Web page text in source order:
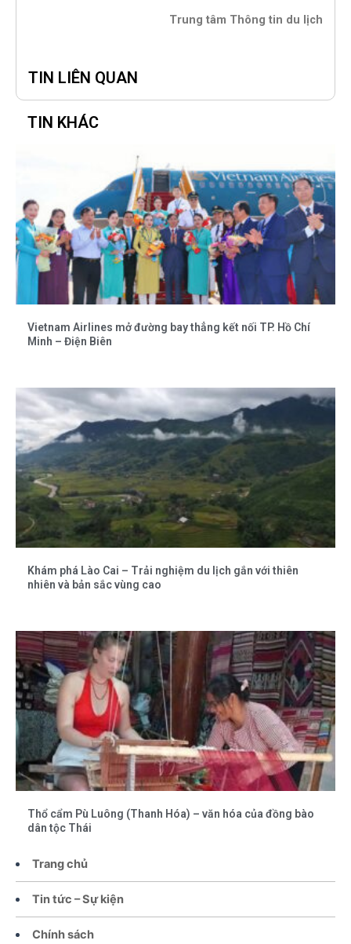
Trang chủ
Tin tức – Sự kiện
Chính sách
Trung tâm Thông tin du lịch
TIN LIÊN QUAN
TIN KHÁC
Vietnam Airlines mở đường bay thẳng kết nối TP. Hồ Chí
Minh – Điện Biên
Khám phá Lào Cai – Trải nghiệm du lịch gắn với thiên
nhiên và bản sắc vùng cao
Thổ cẩm Pù Luông (Thanh Hóa) – văn hóa của đồng bào
dân tộc Thái